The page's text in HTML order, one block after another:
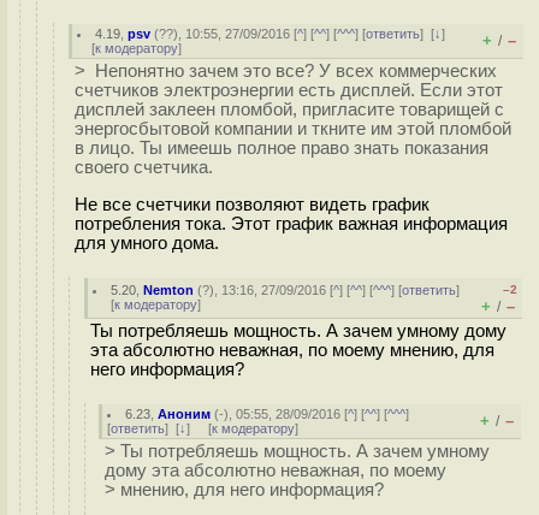
4.19 ,psv (??), 10:55, 27/09/2016 [^] [^^] [^^^] [ответить][↓]
[к модератору] + / –
> Непонятно зачем это все? У всех коммерческих
счетчиков электроэнергии есть дисплей. Если этот
дисплей заклеен пломбой, пригласите товарищей с
энергосбытовой компании и ткните им этой пломбой
в лицо. Ты имеешь полное право знать показания
своего счетчика.
Не все счетчики позволяют видеть график
потребления тока. Этот график важная информация
для умного дома.
5.20 ,Nemton (?), 13:16, 27/09/2016 [^] [^^] [^^^] [ответить]
[к модератору]
–2
+ / –
Ты потребляешь мощность. А зачем умному дому
эта абсолютно неважная, по моему мнению, для
него информация?
6.23 ,Аноним (-), 05:55, 28/09/2016 [^] [^^] [^^^]
[ответить] [↓] [к модератору] + / –
> Ты потребляешь мощность. А зачем умному
дому эта абсолютно неважная, по моему
> мнению, для него информация?